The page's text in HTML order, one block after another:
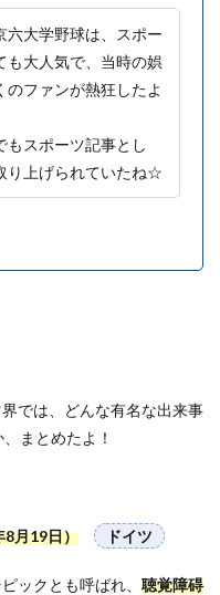
六大学野球は、スポー
も大人気で、当時の娯
のファンが熱狂したよ
もスポーツ記事とし
り上げられていたね☆
では、どんな有名な出来事
まとめたよ！
8月19日） ドイツ
ックとも呼ばれ、 聴覚障碍